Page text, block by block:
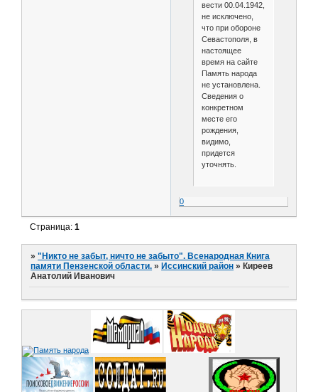
вести 00.04.1942,
не исключено,
что при обороне
Севастополя, в
настоящее
время на сайте
Память народа
не установлена.
Сведения о
конкретном
месте его
рождения,
видимо,
придется
уточнять.
0
Страница:1
»"Никто не забыт, ничто не забыто". Всенародная Книга
памяти Пензенской области. » Иссинский район » Киреев
Анатолий Иванович